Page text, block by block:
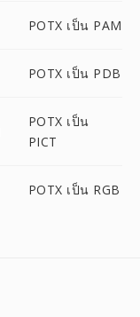
POTX เป็น PAM
POTX เป็น PDB
POTX เป็น
PICT
POTX เป็น RGB